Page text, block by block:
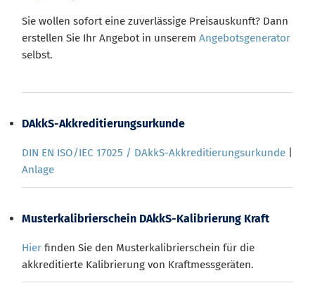
Sie wollen sofort eine zuverlässige Preisauskunft? Dann
erstellen Sie Ihr Angebot in unserem Angebotsgenerator
selbst.
DAkkS-Akkreditierungsurkunde
DIN EN ISO/IEC 17025 / DAkkS-Akkreditierungsurkunde
Anlage
Musterkalibrierschein DAkkS-Kalibrierung Kraft
Hier finden Sie den Musterkalibrierschein für die
akkreditierte Kalibrierung von Kraftmessgeräten.